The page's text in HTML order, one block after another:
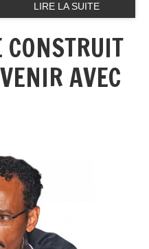
LIRE LA SUITE
AVEC